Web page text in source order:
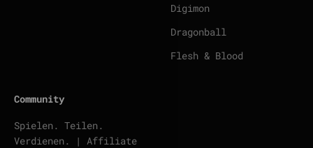
Digimon
Dragonball
Flesh & Blood
Community
Spielen. Teilen.
Verdienen. | Affiliate